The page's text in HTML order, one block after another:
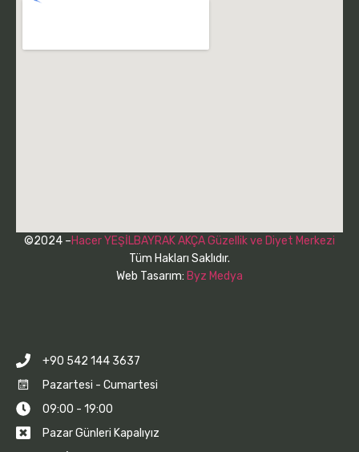
©2024 –Hacer YEŞİLBAYRAK AKÇA Güzellik ve Diyet Merkezi
Tüm Hakları Saklıdır.
Web Tasarım: Byz Medya
+90 542 144 3637
Pazartesi - Cumartesi
09:00 - 19:00
Pazar Günleri Kapalıyız